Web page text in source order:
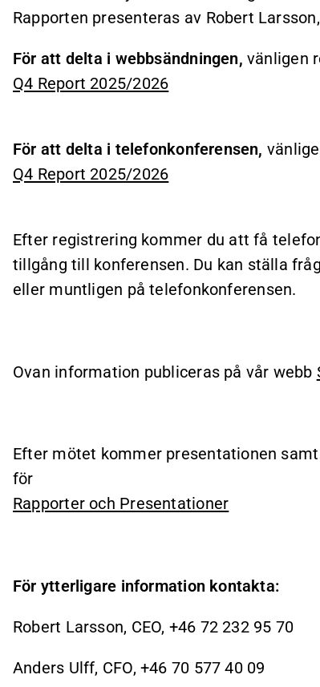
Rapporten presenteras av Robert
För att delta i webbsändningen, vänligen
Q4 Report 2025/2026
För att delta i telefonkonferensen,
Q4 Report 2025/2026
Efter registrering kommer du att få
tillgång till konferensen. Du kan ställa
eller muntligen på telefonkonferensen.
Ovan information publiceras på vår webb
Efter mötet kommer presentationen
för
Rapporter och Presentationer
För ytterligare information kontakta:
Robert Larsson, CEO, +46 72 232 95 70
Anders Ulff, CFO, +46 70 577 40 09